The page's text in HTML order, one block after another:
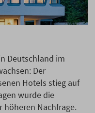
Deutschland im
Der
Hotels stieg auf
wurde die
Nachfrage.